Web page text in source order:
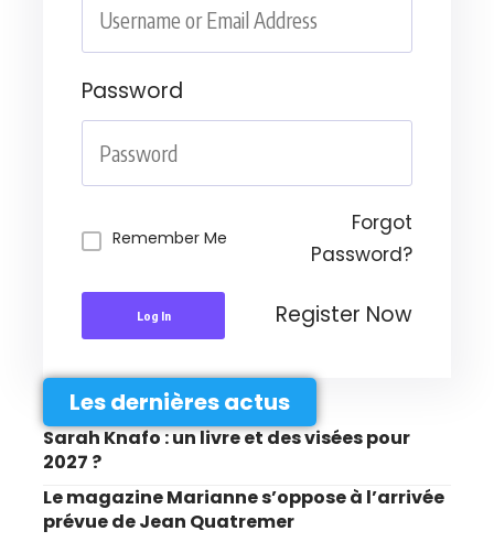
Password
Remember Me
Forgot
Password?
Log In Register Now
Les dernières actus
Sarah Knafo : un livre et des visées pour
2027 ?
Le magazine Marianne s’oppose à l’arrivée
prévue de Jean Quatremer